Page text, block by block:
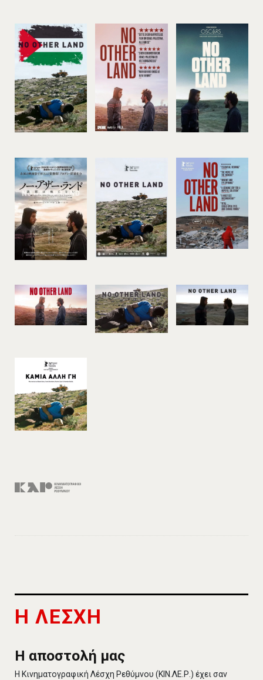
Η ΛΕΣΧΗ
Η αποστολή μας
Η Κινηματογραφική Λέσχη Ρεθύμνου (ΚΙΝ.ΛΕ.Ρ.) έχει σαν